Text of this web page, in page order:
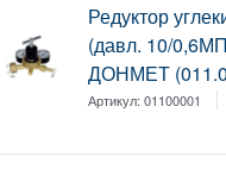
Редуктор
(давл. 10/
ДОНМЕТ
Артикул:01100001